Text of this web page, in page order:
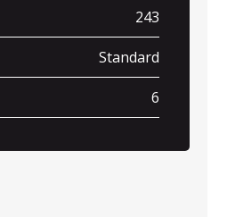
243
Standard
6